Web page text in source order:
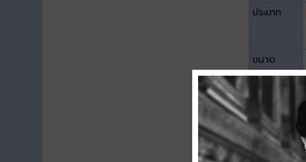
ประเภท
ขนาด
ดาวน์โหลด